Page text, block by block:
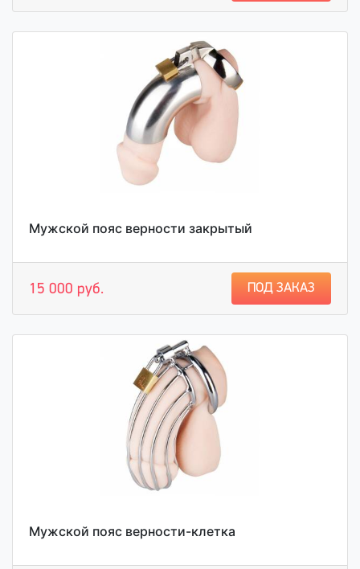
Мужской пояс верности закрытый
15 000 руб. ПОД ЗАКАЗ
Мужской пояс верности-клетка